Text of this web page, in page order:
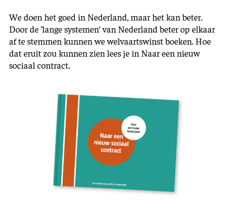
We doen het goed in Nederland, maar het kan beter.
Door de ‘lange systemen’ van Nederland beter op elkaar
af te stemmen kunnen we welvaartswinst boeken. Hoe
dat eruit zou kunnen zien lees je in Naar een nieuw
sociaal contract.